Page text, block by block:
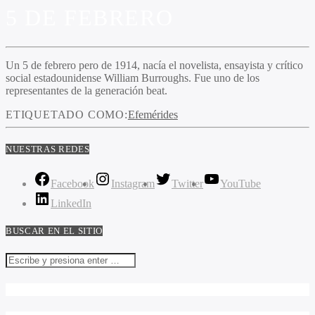
Un 5 de febrero pero de 1914, nacía el novelista, ensayista y crítico
social estadounidense William Burroughs. Fue uno de los
representantes de la generación beat.
ETIQUETADO COMO:Efemérides
NUESTRAS REDES
Facebook Instagram Twitter
YouTube
LinkedIn
BUSCAR EN EL SITIO